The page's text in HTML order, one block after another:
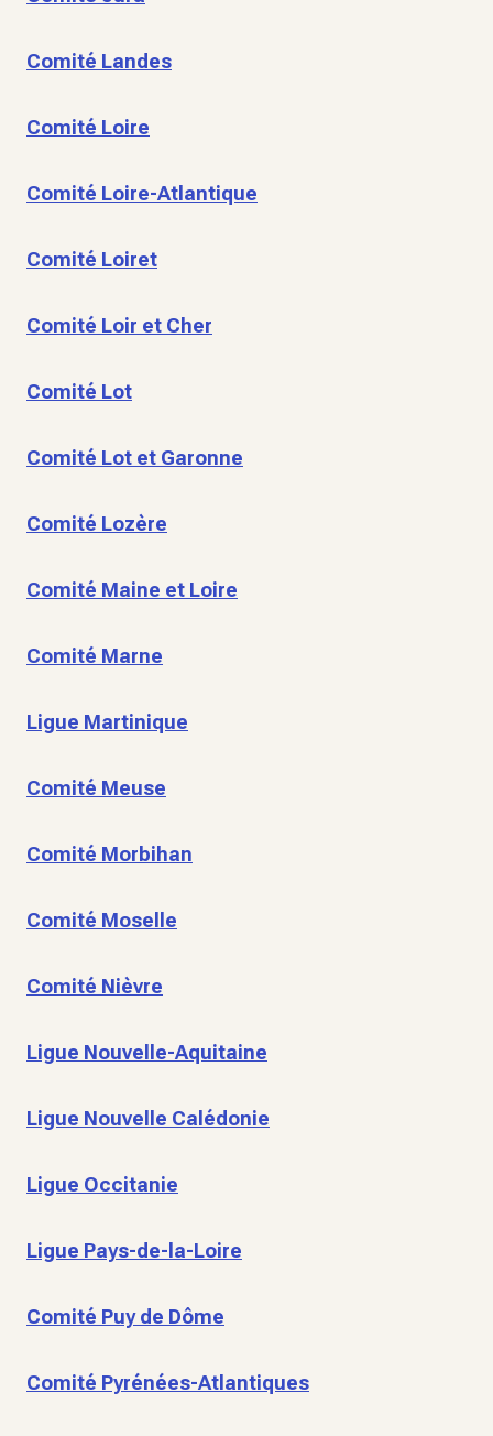
Comité Landes
Comité Loire
Comité Loire-Atlantique
Comité Loiret
Comité Loir et Cher
Comité Lot
Comité Lot et Garonne
Comité Lozère
Comité Maine et Loire
Comité Marne
Ligue Martinique
Comité Meuse
Comité Morbihan
Comité Moselle
Comité Nièvre
Ligue Nouvelle-Aquitaine
Ligue Nouvelle Calédonie
Ligue Occitanie
Ligue Pays-de-la-Loire
Comité Puy de Dôme
Comité Pyrénées-Atlantiques